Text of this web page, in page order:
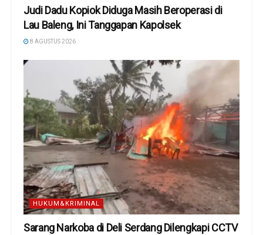
Judi Dadu Kopiok Diduga Masih Beroperasi di
Lau Baleng, Ini Tanggapan Kapolsek
8 AGUSTUS 2026
HUKUM&KRIMINAL
Sarang Narkoba di Deli Serdang Dilengkapi CCTV